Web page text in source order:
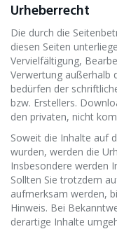
Urheberrecht
Die durch die
diesen Seiten
Vervielfältigung,
Verwertung außerhalb
bedürfen der
bzw. Erstellers.
den privaten, nicht
Soweit die Inhalte auf
wurden, werden die
Insbesondere werden
Sollten Sie trotzdem
aufmerksam werden,
Hinweis. Bei
derartige Inhalte